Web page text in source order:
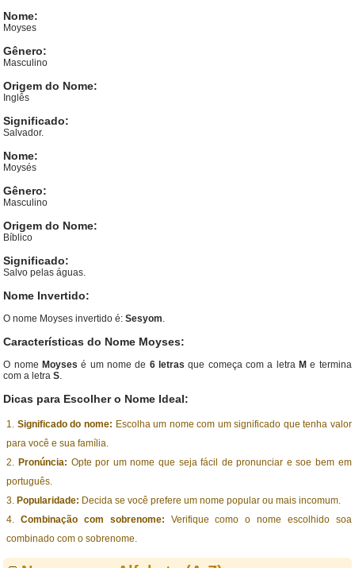
Nome:
Moyses
Gênero:
Masculino
Origem do Nome:
Inglês
Significado:
Salvador.
Nome:
Moysés
Gênero:
Masculino
Origem do Nome:
Bíblico
Significado:
Salvo pelas águas.
Nome Invertido:
O nome Moyses invertido é:Sesyom.
Características do Nome Moyses:
O nome Moyses é um nome de 6 letras que começa com a letra M e termina
com a letraS.
Dicas para Escolher o Nome Ideal:
Significado do nome: Escolha um nome com um significado que tenha valor
para você e sua família.
Pronúncia: Opte por um nome que seja fácil de pronunciar e soe bem em
português.
Popularidade: Decida se você prefere um nome popular ou mais incomum.
Combinação com sobrenome: Verifique como o nome escolhido soa
combinado com o sobrenome.